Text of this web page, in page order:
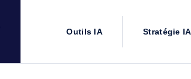
Outils IA Stratégie IA